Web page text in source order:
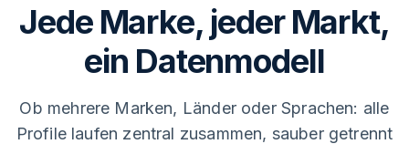
Jede Marke, jeder Markt,
ein Datenmodell
Ob mehrere Marken, Länder oder Sprachen: alle
Profile laufen zentral zusammen, sauber getrennt